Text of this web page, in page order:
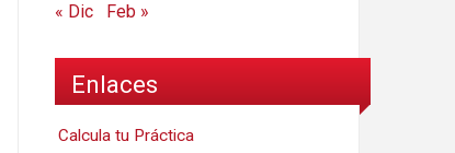
« Dic Feb »
Enlaces
Calcula tu Práctica